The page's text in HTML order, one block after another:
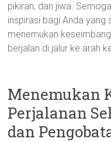
pikiran, dan jiwa.
inspirasi bagi Anda
menemukan
berjalan di jalur ke arah
Menemukan
Perjalanan
dan